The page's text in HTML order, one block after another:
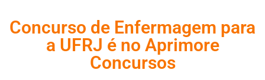
Concurso de Enfermagem para
a UFRJ é no Aprimore
Concursos